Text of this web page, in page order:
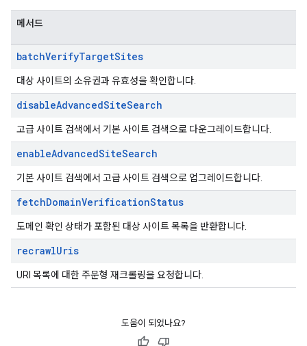
메서드
batchVerifyTargetSites
대상 사이트의 소유권과 유효성을 확인합니다.
disableAdvancedSiteSearch
고급 사이트 검색에서 기본 사이트 검색으로 다운그레이드합니다.
enableAdvancedSiteSearch
기본 사이트 검색에서 고급 사이트 검색으로 업그레이드합니다.
fetchDomainVerificationStatus
도메인 확인 상태가 포함된 대상 사이트 목록을 반환합니다.
recrawlUris
URI 목록에 대한 주문형 재크롤링을 요청합니다.
도움이 되었나요?